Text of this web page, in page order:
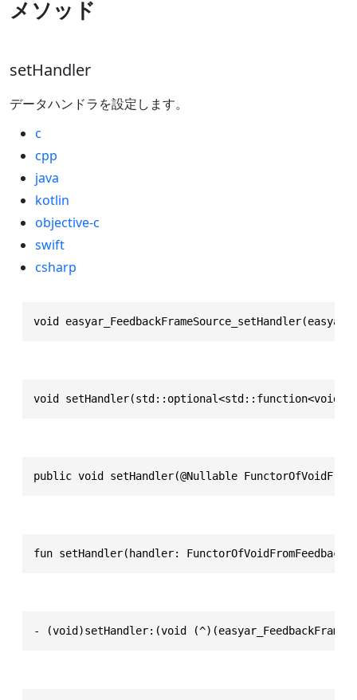
メソッド
setHandler
データハンドラを設定します。
c
cpp
java
kotlin
objective-c
swift
csharp
void
void
public void setHandler(@Nullable
fun setHandler(handler:
- (void)setHandler:(void (^)(easyar_FeedbackFrame